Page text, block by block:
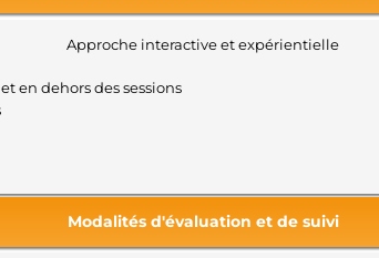
Approche interactive et expérientielle
en dehors des sessions
Modalités d'évaluation et de suivi